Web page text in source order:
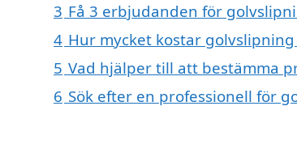
3 Få 3 erbjudanden för
4 Hur mycket kostar golvslipning
5 Vad hjälper till att bestämma
6 Sök efter en professionell för